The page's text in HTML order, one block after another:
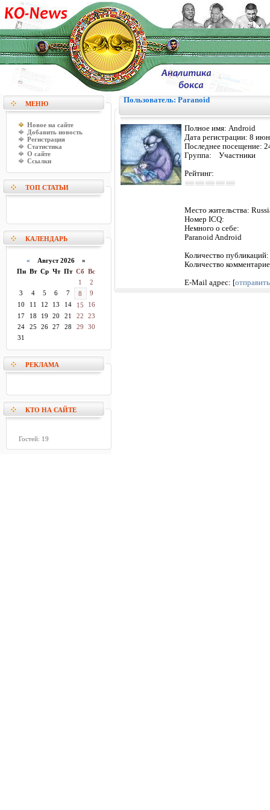
МЕНЮ
Новое на сайте
Добавить новость
Регистрация
Статистика
О сайте
Ссылки
ТОП СТАТЬИ
КАЛЕНДАРЬ
« Август 2026 »
Пн Вт Ср Чт Пт Сб Вс
1
2
3
4 5 6 7 8
9
10
11 12 13 14 15
16
17
18 19 20 21 22
23
24
25 26 27 28 29
30
31
РЕКЛАМА
КТО НА САЙТЕ
Гостей: 19
Пользователь: Paranoid
Полное имя: Android
Дата регистрации: 8
Последнее посещение:
Группа: Участники
Рейтинг:
Место жительства:
Номер ICQ:
Немного о себе:
Paranoid Android
Количество
Количество
E-Mail адрес: [